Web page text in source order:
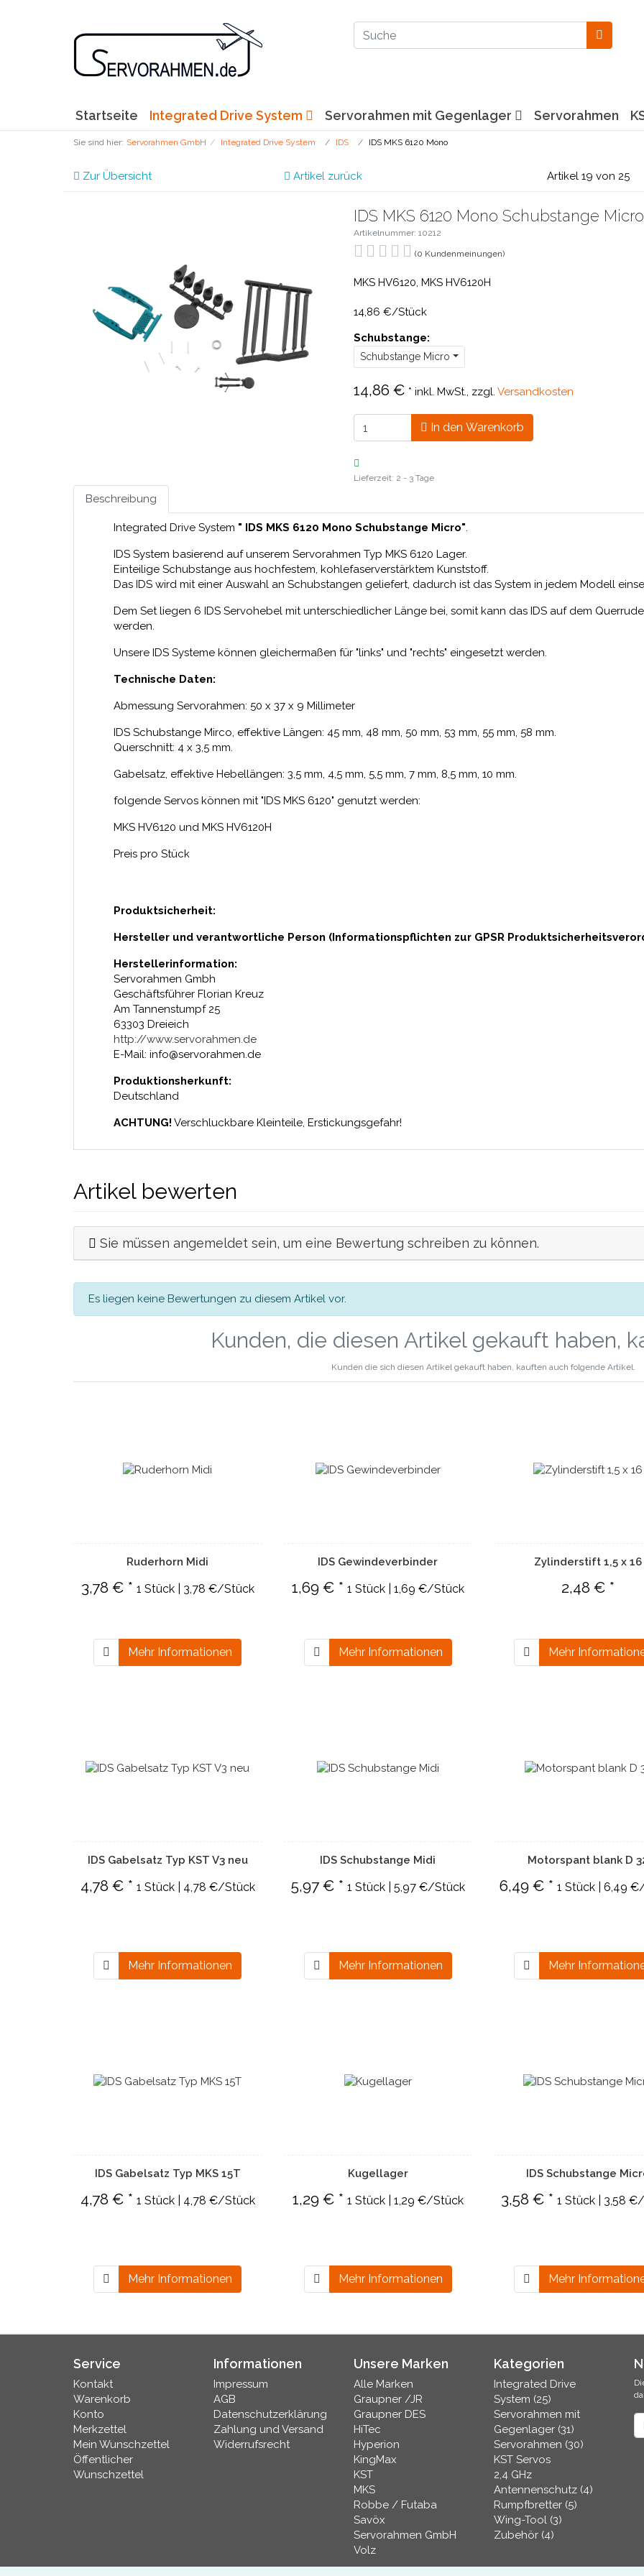
Startseite Integrated Drive System Servorahmen mit Gegenlager Servorahmen
Sie sind hier: Servorahmen GmbH Integrated Drive System IDS IDS MKS 6120 Mono
Zur Übersicht Artikel zurück Artikel 19 von 25
IDS MKS 6120 Mono Schubstange Micro
Artikelnummer: 10212
(0 Kundenmeinungen)
MKS HV6120, MKS HV6120H
14,86 €/Stück
Schubstange:
Schubstange Micro
14,86 € * inkl. MwSt., zzgl. Versandkosten
In den Warenkorb
Lieferzeit: 2 - 3 Tage
Beschreibung
Integrated Drive System " IDS MKS 6120 Mono Schubstange Micro".
IDS System basierend auf unserem Servorahmen Typ MKS 6120 Lager.
Einteilige Schubstange aus hochfestem, kohlefaserverstärktem Kunststoff.
Das IDS wird mit einer Auswahl an Schubstangen geliefert, dadurch ist das System in jedem Modell
Dem Set liegen 6 IDS Servohebel mit unterschiedlicher Länge bei, somit kann das IDS auf dem
werden.
Unsere IDS Systeme können gleichermaßen für "links" und "rechts" eingesetzt werden.
Technische Daten:
Abmessung Servorahmen: 50 x 37 x 9 Millimeter
IDS Schubstange Mirco, effektive Längen: 45 mm, 48 mm, 50 mm, 53 mm, 55 mm, 58 mm.
Querschnitt: 4 x 3,5 mm.
Gabelsatz, effektive Hebellängen: 3,5 mm, 4,5 mm, 5,5 mm, 7 mm, 8,5 mm, 10 mm.
folgende Servos können mit "IDS MKS 6120" genutzt werden:
MKS HV6120 und MKS HV6120H
Preis pro Stück
Produktsicherheit:
Hersteller und verantwortliche Person (Informationspflichten zur GPSR
Herstellerinformation:
Servorahmen Gmbh
Geschäftsführer Florian Kreuz
Am Tannenstumpf 25
63303 Dreieich
http://www.servorahmen.de
E-Mail: info@servorahmen.de
Produktionsherkunft:
Deutschland
ACHTUNG! Verschluckbare Kleinteile, Erstickungsgefahr!
Artikel bewerten
Sie müssen angemeldet sein, um eine Bewertung schreiben zu können.
Es liegen keine Bewertungen zu diesem Artikel vor.
Kunden, die diesen Artikel gekauft haben,
Kunden die sich diesen Artikel gekauft haben, kauften auch folgende Artikel.
Ruderhorn Midi
3,78 € * 1 Stück | 3,78 €/Stück
Mehr Informationen
IDS Gewindeverbinder
1,69 € * 1 Stück | 1,69 €/Stück
Mehr Informationen
Zylinderstift 1,5 x 16
2,48 € *
Mehr
IDS Gabelsatz Typ KST V3 neu
4,78 € * 1 Stück | 4,78 €/Stück
Mehr Informationen
IDS Schubstange Midi
5,97 € * 1 Stück | 5,97 €/Stück
Mehr Informationen
Motorspant blank D
6,49 € *1 Stück | 6,49
Mehr
IDS Gabelsatz Typ MKS 15T
4,78 € * 1 Stück | 4,78 €/Stück
Mehr Informationen
Kugellager
1,29 € * 1 Stück | 1,29 €/Stück
Mehr Informationen
IDS Schubstange
3,58 € *1 Stück | 3,58
Mehr
Service
Kontakt
Warenkorb
Konto
Merkzettel
Mein Wunschzettel
Öffentlicher
Wunschzettel
Informationen
Impressum
AGB
Datenschutzerklärung
Zahlung und Versand
Widerrufsrecht
Unsere Marken
Alle Marken
Graupner /JR
Graupner DES
HiTec
Hyperion
KingMax
KST
MKS
Robbe / Futaba
Savöx
Servorahmen GmbH
Volz
Kategorien
Integrated Drive
System (25)
Servorahmen mit
Gegenlager (31)
Servorahmen (30)
KST Servos
2,4 GHz
Antennenschutz (4)
Rumpfbretter (5)
Wing-Tool (3)
Zubehör (4)